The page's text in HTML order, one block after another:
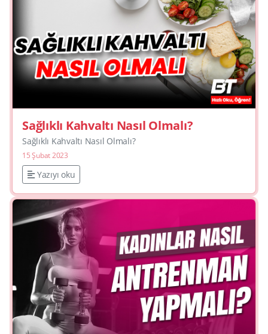
Sağlıklı Kahvaltı Nasıl Olmalı?
Sağlıklı Kahvaltı Nasıl Olmalı?
15 Şubat 2023
Yazıyı oku